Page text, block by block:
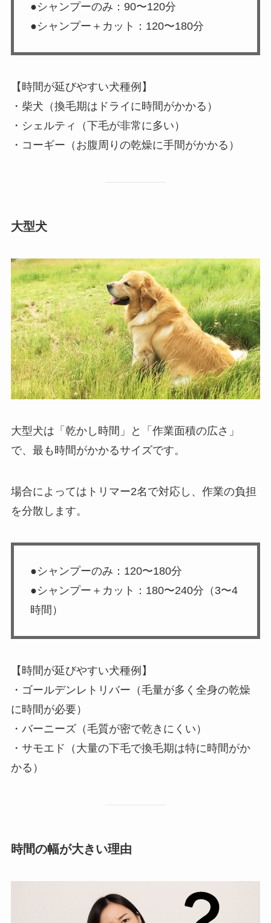
●シャンプーのみ：90〜120分
●シャンプー＋カット：120〜180分
【時間が延びやすい犬種例】
・柴犬（換毛期はドライに時間がかかる）
・シェルティ（下毛が非常に多い）
・コーギー（お腹周りの乾燥に手間がかかる）
大型犬
大型犬は「乾かし時間」と「作業面積の広さ」
で、最も時間がかかるサイズです。
場合によってはトリマー2名で対応し、作業の負担
を分散します。
●シャンプーのみ：120〜180分
●シャンプー＋カット：180〜240分（3〜4
時間）
【時間が延びやすい犬種例】
・ゴールデンレトリバー（毛量が多く全身の乾燥
に時間が必要）
・バーニーズ（毛質が密で乾きにくい）
・サモエド（大量の下毛で換毛期は特に時間がか
かる）
時間の幅が大きい理由